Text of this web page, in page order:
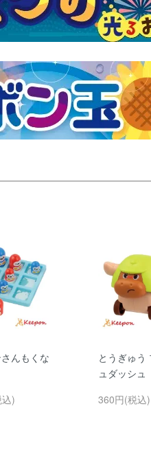
んもくな
)
とうぎゅう
ュダッシュ
360円(税込)